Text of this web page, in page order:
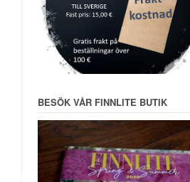
BESÖK VÅR FINNLITE BUTIK